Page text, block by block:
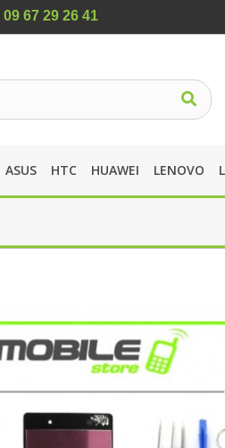
09 67 29 26 41
ASUS HTC HUAWEI LENOVO